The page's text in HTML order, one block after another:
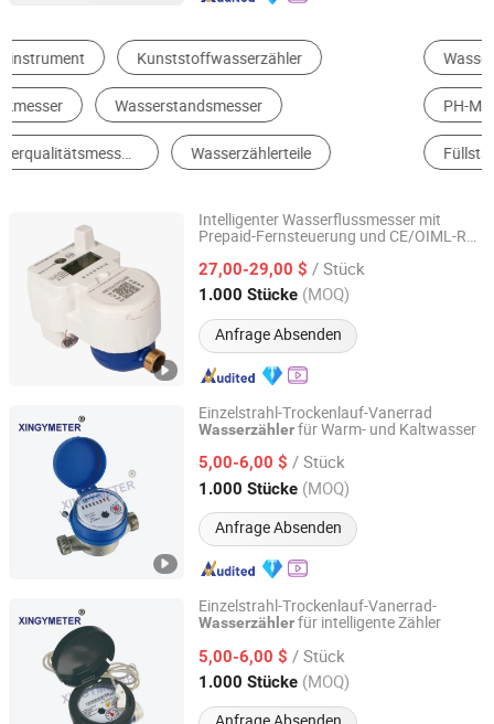
Wassermeter Flussmeter Flüssiges Analyzer
PH-Meter Flüssigkeitsmeter
Füllstandssensor
Intelligenter Wasserflussmesser mit
Prepaid-Fernsteuerung und CE/OIML-R49
27,00-29,00 $ / Stück
1.000 Stücke (MOQ)
Anfrage Absenden
Shandong Rongxian Instrument Technology Co., Ltd.
Shandong, China Seit 2025
Einzelstrahl-Trockenlauf-Vanerrad
Wasserzählerfür Warm- und Kaltwasser
5,00-6,00 $ / Stück
1.000 Stücke (MOQ)
Anfrage Absenden
Ningbo Xingyuan Meter Technology Co., Ltd.
Zhejiang, China Seit 2021
Einzelstrahl-Trockenlauf-Vanerrad-
Wasserzählerfür intelligente Zähler
5,00-6,00 $ / Stück
1.000 Stücke (MOQ)
Ningbo Xingyuan Meter Technology Co., Ltd.
Zhejiang, China Seit 2021